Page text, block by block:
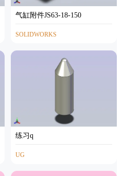
气缸附件JS63-18-150
SOLIDWORKS
练习q
UG